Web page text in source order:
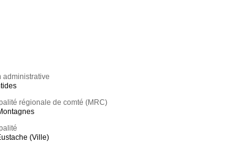
administrative
régionale de comté (MRC)
(Ville)